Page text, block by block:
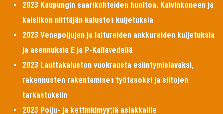
2023 Kaupungin saarikohteiden huoltoa. Kaivinkoneen ja
kaislikon niittäjän kaluston kuljetuksia
2023 Venepoijujen ja laitureiden ankkureiden kuljetuksia
ja asennuksia E ja P-Kallavedellä
2023 Lauttakaluston vuokrausta esiintymislavaksi,
rakennusten rakentamisen työtasoksi ja siltojen
tarkastuksiin
2023 Poiju- ja kettinkimyytiä asiakkaille